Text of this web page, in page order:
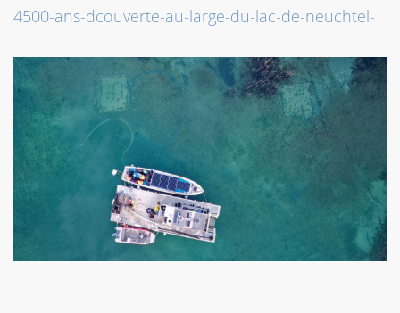
4500-ans-dcouverte-au-large-du-lac-de-neuchtel-